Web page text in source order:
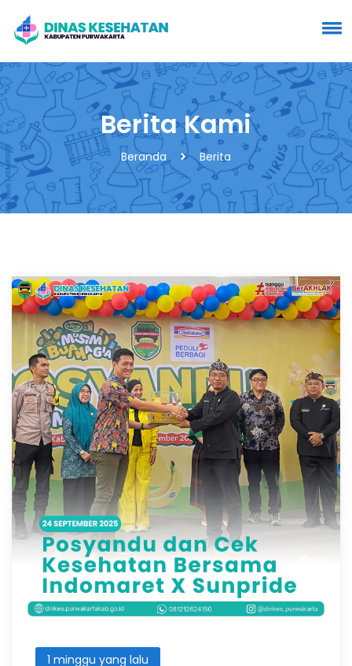
Berita Kami
Beranda Berita
1 minggu yang lalu